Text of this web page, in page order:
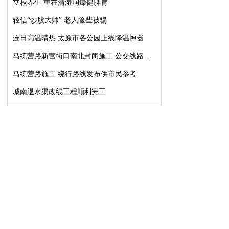
立秋养生 重在清湿润燥健脾胃
轻信“炒股大师” 老人险些被骗
连日高温晴热 太原市各公园上线降温神器
马练营路新营街口南北封闭施工 公交线路...
马练营路施工 绕行路线发布供市民参考
城南退水渠改线工程顺利完工